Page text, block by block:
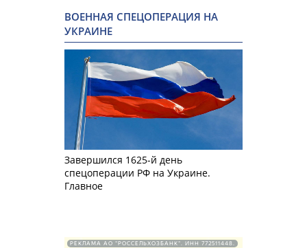
ВОЕННАЯ СПЕЦОПЕРАЦИЯ НА
УКРАИНЕ
Завершился 1625-й день
спецоперации РФ на Украине.
Главное
РЕКЛАМА АО "РОССЕЛЬХОЗБАНК". ИНН 772511448.